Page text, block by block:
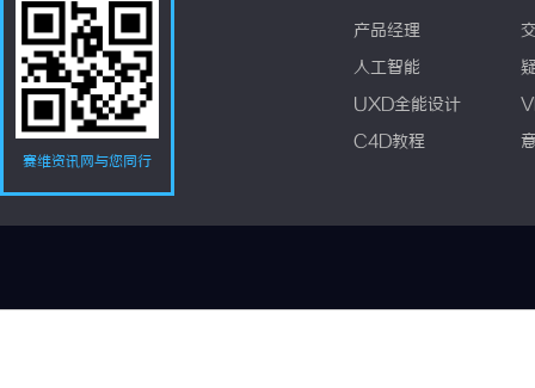
赛维资讯网与您同行
产品经理
人工智能
UXD全能设计
C4D教程